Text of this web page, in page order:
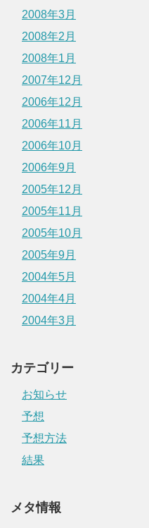
2008年3月
2008年2月
2008年1月
2007年12月
2006年12月
2006年11月
2006年10月
2006年9月
2005年12月
2005年11月
2005年10月
2005年9月
2004年5月
2004年4月
2004年3月
カテゴリー
お知らせ
予想
予想方法
結果
メタ情報